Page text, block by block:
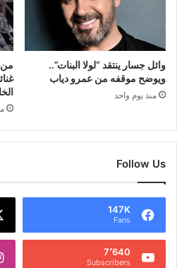
وائل جسار ينتقد “لولا البنات”..
ويوضح موقفه من عمرو دياب
منذ يوم واحد
من
Follow Us
147K
Fans
7٬640
Subscribers